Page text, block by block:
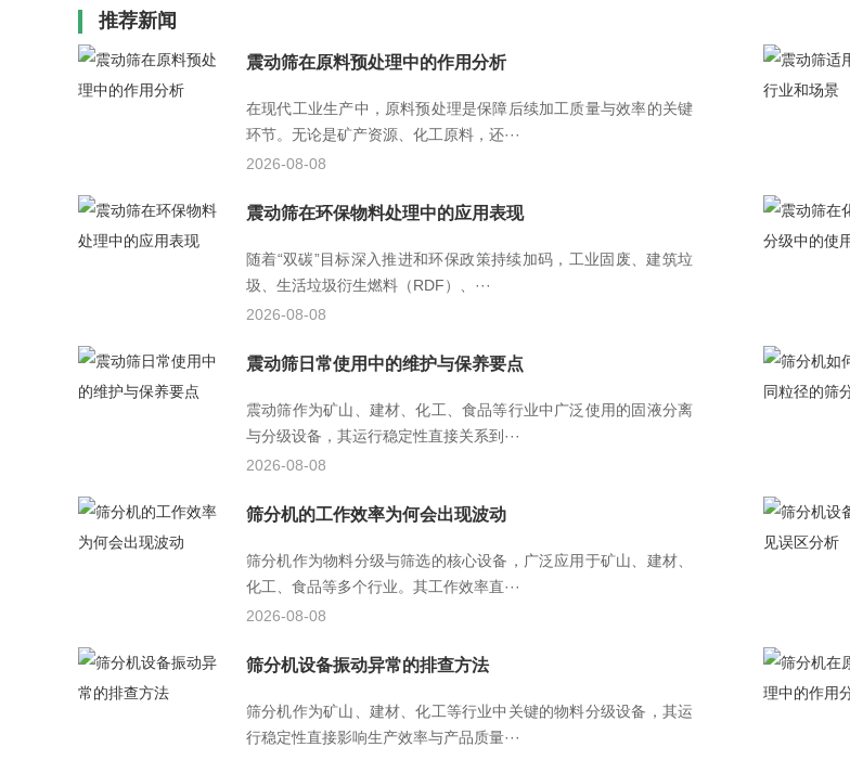
推荐新闻
震动筛在原料预处理中的作用分析
在现代工业生产中，原料预处理是保障后续加工质量与效率的关键
环节。无论是矿产资源、化工原料，还···
2026-08-08
震动筛在环保物料处理中的应用表现
随着“双碳”目标深入推进和环保政策持续加码，工业固废、建筑垃
圾、生活垃圾衍生燃料（RDF）、···
2026-08-08
震动筛日常使用中的维护与保养要点
震动筛作为矿山、建材、化工、食品等行业中广泛使用的固液分离
与分级设备，其运行稳定性直接关系到···
2026-08-08
筛分机的工作效率为何会出现波动
筛分机作为物料分级与筛选的核心设备，广泛应用于矿山、建材、
化工、食品等多个行业。其工作效率直···
2026-08-08
筛分机设备振动异常的排查方法
筛分机作为矿山、建材、化工等行业中关键的物料分级设备，其运
行稳定性直接影响生产效率与产品质量···